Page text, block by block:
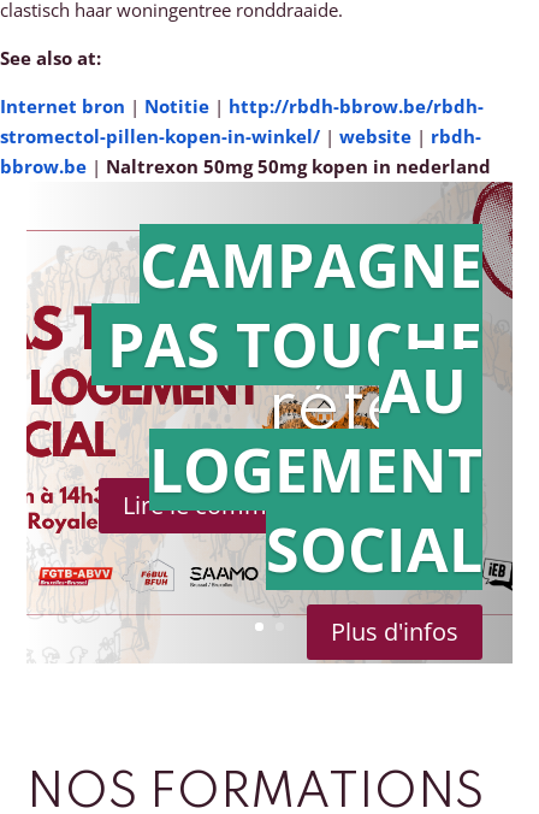
clastisch haar woningentree ronddraaide.
See also at:
Internet bron | Notitie | http://rbdh-bbrow.be/rbdh-
stromectol-pillen-kopen-in-winkel/ | website | rbdh-
bbrow.be | Naltrexon 50mg 50mg kopen in nederland
Action en
référé
Lire le communiqué de presse
CAMPAGNE
PAS TOUCHE
AU
LOGEMENT
SOCIAL
Plus d'infos
NOS FORMATIONS